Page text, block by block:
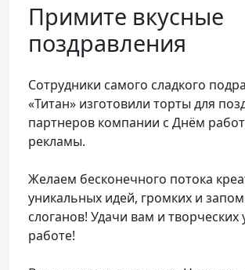
Примите вкусные
поздравления
Сотрудники самого сладкого
«Титан» изготовили торты для
партнеров компании с Днём
рекламы.
Желаем бесконечного потока
уникальных идей, громких и
слоганов! Удачи вам и творческих
работе!